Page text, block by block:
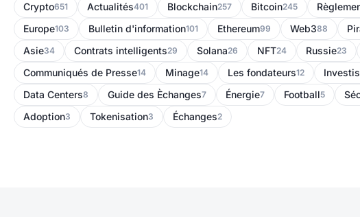
Crypto651 Actualités401 Blockchain257 Bitcoin245
Europe103 Bulletin d'information101 Ethereum99 Web388
Asie34 Contrats intelligents29 Solana26 NFT24 Russie23
Communiqués de Presse14 Minage14 Les fondateurs12
Data Centers8 Guide des Èchanges7 Énergie7 Football5
Adoption3 Tokenisation3 Échanges2